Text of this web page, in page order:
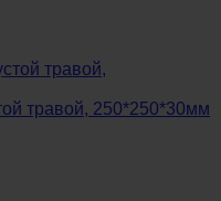
травой, 250*250*30мм